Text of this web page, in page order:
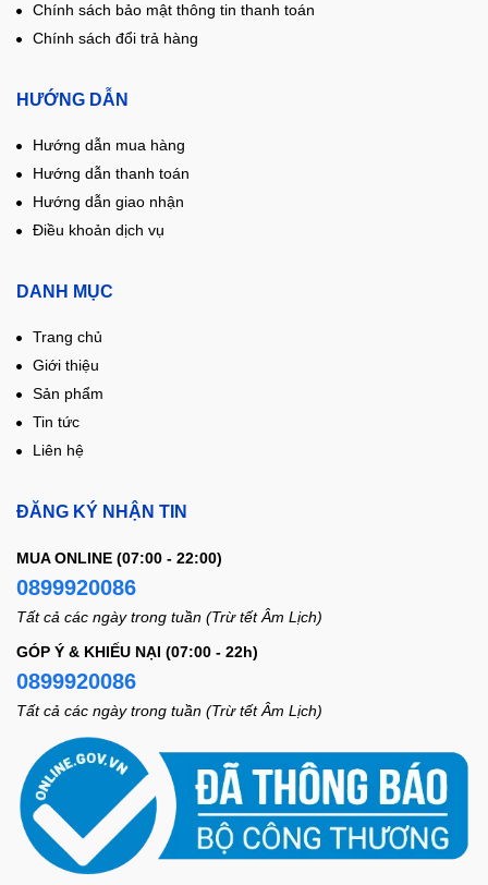
Chính sách bảo mật thông tin thanh toán
Chính sách đổi trả hàng
HƯỚNG DẪN
Hướng dẫn mua hàng
Hướng dẫn thanh toán
Hướng dẫn giao nhận
Điều khoản dịch vụ
DANH MỤC
Trang chủ
Giới thiệu
Sản phẩm
Tin tức
Liên hệ
ĐĂNG KÝ NHẬN TIN
MUA ONLINE (07:00 - 22:00)
0899920086
Tất cả các ngày trong tuần (Trừ tết Âm Lịch)
GÓP Ý & KHIẾU NẠI (07:00 - 22h)
0899920086
Tất cả các ngày trong tuần (Trừ tết Âm Lịch)